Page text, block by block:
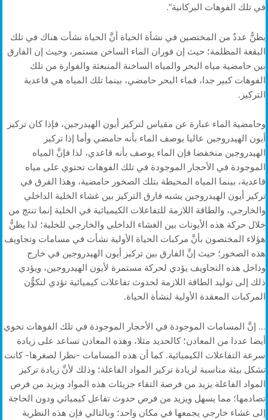
في تلك الفوهات البركانية”.
يظنُّ عددٌ من المختصين في نشأة الحياة أنَّ الحياة نشأت هناك في تلك
البقعة المظلمة؛ حيث إن فوران الماء الساخن مستمر، وحيث إن الفارق
بين حامضية مياه البحر والمياه الساخنة المنبعثة والفوارة من تلك
الفوهات كبير جدا، فماء البحر حامضي، بينما تلك المياه هي قاعدية
التركيز.
وحامضية الماء عبارة عن مقياس لتركيز أيون الهيدرجين، فإذا كان تركيز
أيون الهيدروجين عاليا يوصف الماء بأنه حامضي وأما إذا تركيز
الهيدروجين منخفضا فإن الماء يوصف بأنه قاعدي، لذا فإنَّ المياه
الموجودة في الأحجار الموجودة في تلك الفوهات تحتوي على مياه
قاعدية، بينما المياه المحيطة بتلك الصخور حامضية، وهذا الفرق في
تركيز أيون الهيدروجين يشبه فارق التركيز بين غشاء الخلية الداخلي
والخارجي، والطاقة اللازمة للتفاعلات الكيميائية في الخلية إنما تنتج من
خلال حركة هذه الأيونات بين الغشاء الداخلي والخارجي للخلية؛ لذا يظنُّ
هؤلاء المختصون بأنَّ مركبات الحياة الأولية نشأت في مسامات وتجاويف
هذه الصخور؛ حيث إنَّ الفارق بين تركيز أيون الهيدروجين في خارج
وداخل هذه التجاويف يؤدي لحركة مستمرة لأيون الهيدروجين، ويؤدي
ذلك إلى توليد الطاقة اللازمة لحدوث تفاعلات كيميائية تؤدي لتكوُّن
المركبات المعقدة الأولية لنشأة الحياة.
… إنَّ المسامات الموجودة في الأحجار الموجودة في تلك الفوهات تحوي
أيضا عددا من المعادن؛ كالحديد مثلا، وهذه المعادن تساعد على زيادة
سرعة التفاعلات الكيميائية. كما أن هذه المسامات -نظرا لصغرها- كانت
تشكل بيئة مناسبة لزيادة تركيز المواد الفاعلة؛ وذلك لأنَّ زيادة تركيز
المواد الفاعلة يزيد من فرصة التقاء جزيئات هذه المواد ويزيد من فرص
تصادمها؛ مما يسهل ويزيد من فرص حدوث تفاعل كيميائي ودون الحاجة
إلى غشاء خارجي يجمعها في مكان واحد؛ وبالتالي فإن هذه النظرية